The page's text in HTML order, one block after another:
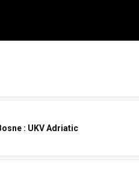
: UKV Adriatic